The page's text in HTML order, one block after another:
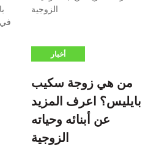
أخبار
من هي زوجة سكيب
بايليس؟ اعرف المزيد
عن أبنائه وحياته
الزوجية